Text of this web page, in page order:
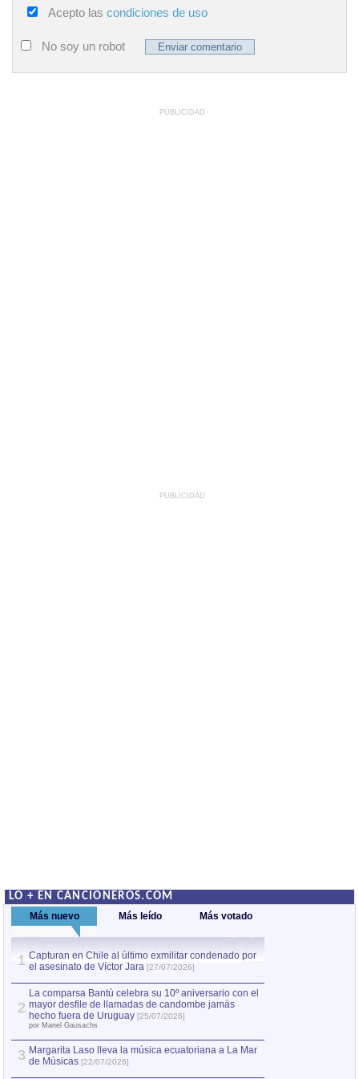
Acepto las condiciones de uso
No soy un robot
PUBLICIDAD
PUBLICIDAD
LO + EN CANCIONEROS.COM
Más nuevo Más leído Más votado
1 Capturan en Chile al último exmilitar condenado por
el asesinato de Víctor Jara [27/07/2026]
2
La comparsa Bantú celebra su 10º aniversario con el
mayor desfile de llamadas de candombe jamás
hecho fuera de Uruguay [25/07/2026]
por Manel Gausachs
3 Margarita Laso lleva la música ecuatoriana a La Mar
de Músicas [22/07/2026]